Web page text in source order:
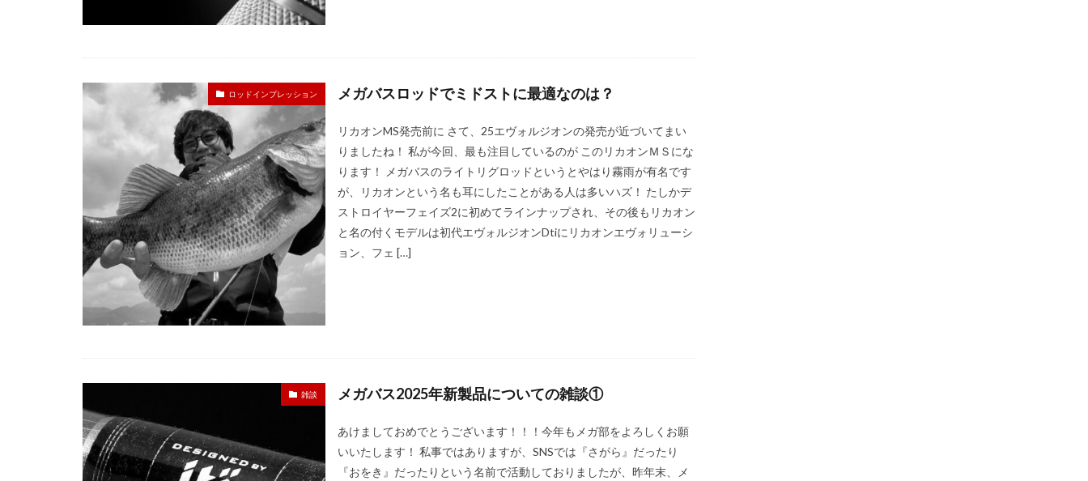
ロッドインプレッション メガバスロッドでミドストに最適なのは？
リカオンMS発売前に さて、25エヴォルジオンの発売が近づいてまい
りましたね！ 私が今回、最も注目しているのが このリカオンＭＳにな
ります！ メガバスのライトリグロッドというとやはり霧雨が有名です
が、リカオンという名も耳にしたことがある人は多いハズ！ たしかデ
ストロイヤーフェイズ2に初めてラインナップされ、その後もリカオン
と名の付くモデルは初代エヴォルジオンDtiにリカオンエヴォリューシ
ョン、フェ […]
雑談 メガバス2025年新製品についての雑談①
あけましておめでとうございます！！！今年もメガ部をよろしくお願
いいたします！ 私事ではありますが、SNSでは『さがら』だったり
『おをき』だったりという名前で活動しておりましたが、昨年末、メ